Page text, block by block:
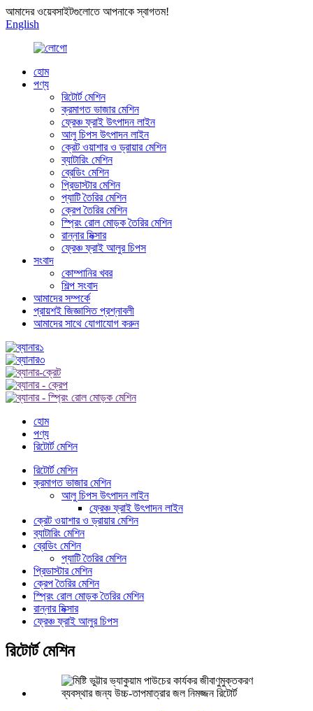
আমাদের ওয়েবসাইটগুলোতে আপনাকে স্বাগতম!
English
হোম
পণ্য
রিটোর্ট মেশিন
ক্রমাগত ভাজার মেশিন
ফ্রেঞ্চ ফ্রাই উৎপাদন লাইন
আলু চিপস উৎপাদন লাইন
ক্রেট ওয়াশার ও ড্রায়ার মেশিন
ব্যাটারিং মেশিন
ব্রেডিং মেশিন
প্রিডাস্টার মেশিন
প্যাটি তৈরির মেশিন
ক্রেপ তৈরির মেশিন
স্প্রিং রোল মোড়ক তৈরির মেশিন
রান্নার মিক্সার
ফ্রেঞ্চ ফ্রাই আলুর চিপস
সংবাদ
কোম্পানির খবর
শিল্প সংবাদ
আমাদের সম্পর্কে
প্রায়শই জিজ্ঞাসিত প্রশ্নাবলী
আমাদের সাথে যোগাযোগ করুন
হোম
পণ্য
রিটোর্ট মেশিন
রিটোর্ট মেশিন
ক্রমাগত ভাজার মেশিন
আলু চিপস উৎপাদন লাইন
ফ্রেঞ্চ ফ্রাই উৎপাদন লাইন
ক্রেট ওয়াশার ও ড্রায়ার মেশিন
ব্যাটারিং মেশিন
ব্রেডিং মেশিন
প্যাটি তৈরির মেশিন
প্রিডাস্টার মেশিন
ক্রেপ তৈরির মেশিন
স্প্রিং রোল মোড়ক তৈরির মেশিন
রান্নার মিক্সার
ফ্রেঞ্চ ফ্রাই আলুর চিপস
রিটোর্ট মেশিন